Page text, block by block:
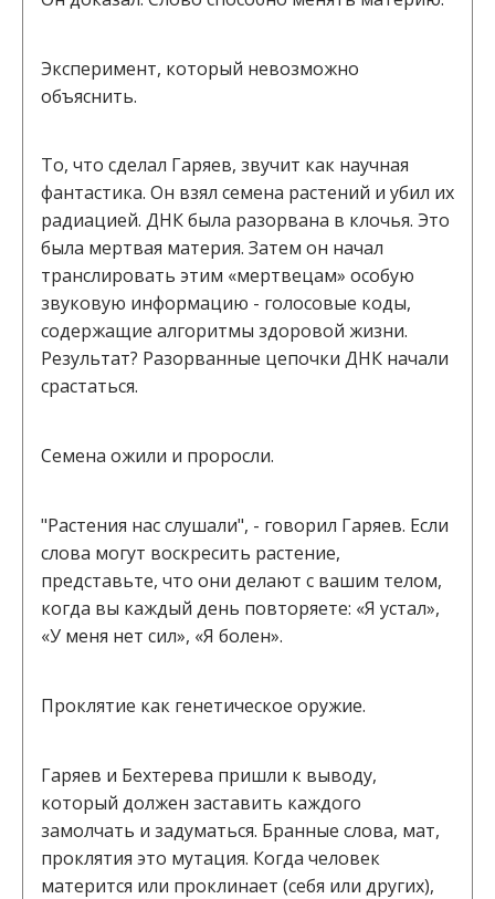
Эксперимент, который невозможно
объяснить.
То, что сделал Гаряев, звучит как научная
фантастика. Он взял семена растений и убил их
радиацией. ДНК была разорвана в клочья. Это
была мертвая материя. Затем он начал
транслировать этим «мертвецам» особую
звуковую информацию - голосовые коды,
содержащие алгоритмы здоровой жизни.
Результат? Разорванные цепочки ДНК начали
срастаться.
Семена ожили и проросли.
"Растения нас слушали", - говорил Гаряев. Если
слова могут воскресить растение,
представьте, что они делают с вашим телом,
когда вы каждый день повторяете: «Я устал»,
«У меня нет сил», «Я болен».
Проклятие как генетическое оружие.
Гаряев и Бехтерева пришли к выводу,
который должен заставить каждого
замолчать и задуматься. Бранные слова, мат,
проклятия это мутация. Когда человек
матерится или проклинает (себя или других),